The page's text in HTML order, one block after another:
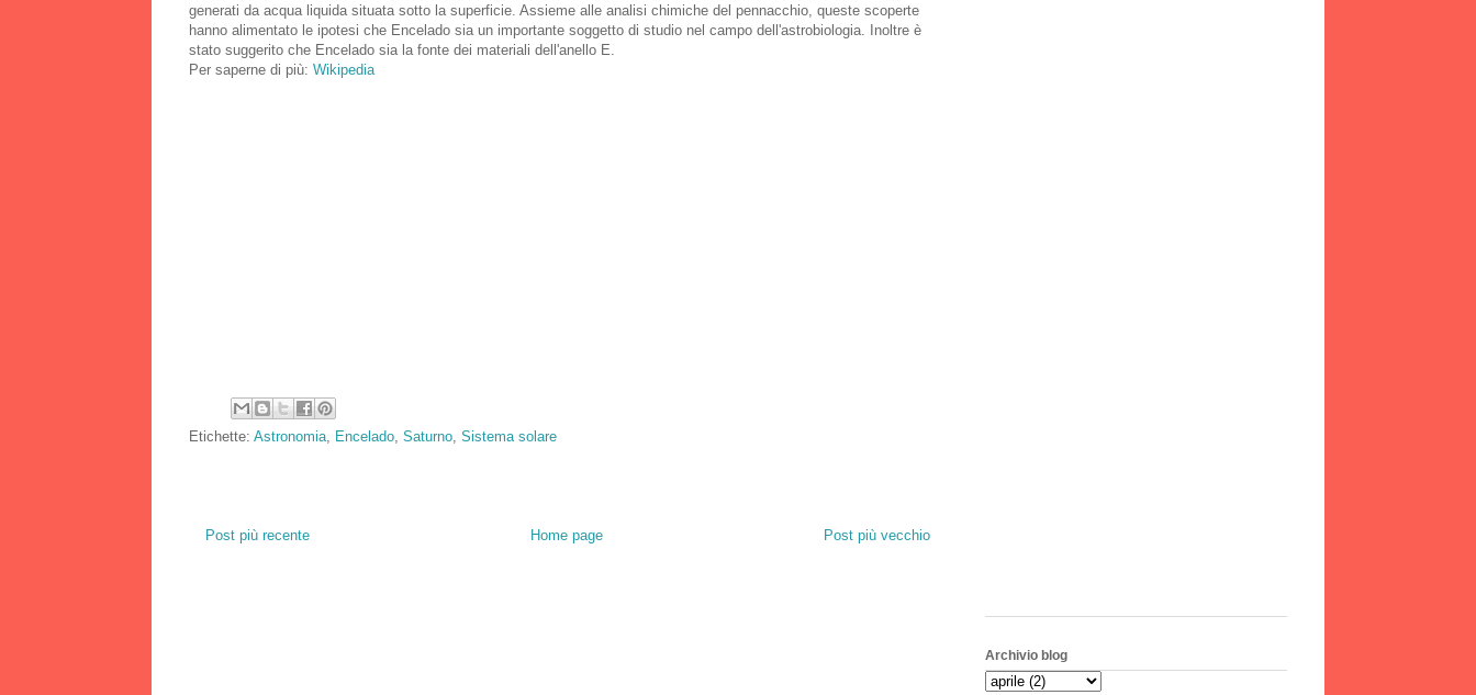
generati da acqua liquida situata sotto la superficie. Assieme alle analisi chimiche del pennacchio, queste scoperte
hanno alimentato le ipotesi che Encelado sia un importante soggetto di studio nel campo dell'astrobiologia. Inoltre è
stato suggerito che Encelado sia la fonte dei materiali dell'anello E.
Per saperne di più: Wikipedia
Etichette: Astronomia Encelado Saturno Sistema solare
Post più recente Post più vecchio
Home page
Archivio blog